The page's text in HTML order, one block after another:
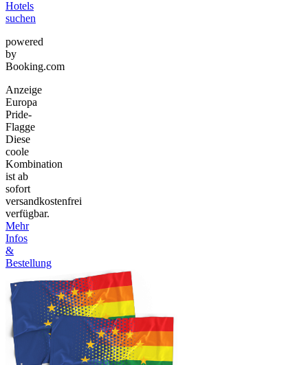
Hotels
suchen
powered
by
Booking.com
Anzeige
Europa
Pride-
Flagge
Diese
coole
Kombination
ist ab
sofort
versandkostenfrei
verfügbar.
Mehr
Infos
&
Bestellung